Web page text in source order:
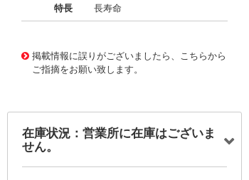
特長 長寿命
掲載情報に誤りがございましたら、こちらから
ご指摘をお願い致します。
在庫状況：営業所に在庫はございま
せん。